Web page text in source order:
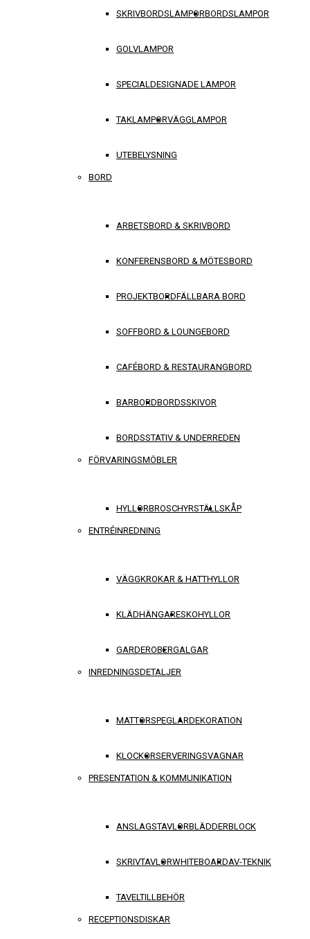
SKRIVBORDSLAMPORBORDSLAMPOR
GOLVLAMPOR
SPECIALDESIGNADE LAMPOR
TAKLAMPORVÄGGLAMPOR
UTEBELYSNING
BORD
ARBETSBORD & SKRIVBORD
KONFERENSBORD & MÖTESBORD
PROJEKTBORDFÄLLBARA BORD
SOFFBORD & LOUNGEBORD
CAFÉBORD & RESTAURANGBORD
BARBORDBORDSSKIVOR
BORDSSTATIV & UNDERREDEN
FÖRVARINGSMÖBLER
HYLLORBROSCHYRSTÄLLSKÅP
ENTRÉINREDNING
VÄGGKROKAR & HATTHYLLOR
KLÄDHÄNGARESKOHYLLOR
GARDEROBERGALGAR
INREDNINGSDETALJER
MATTORSPEGLARDEKORATION
KLOCKORSERVERINGSVAGNAR
PRESENTATION & KOMMUNIKATION
ANSLAGSTAVLORBLÄDDERBLOCK
SKRIVTAVLORWHITEBOARDAV-TEKNIK
TAVELTILLBEHÖR
RECEPTIONSDISKAR